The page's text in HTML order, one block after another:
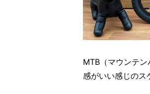
MTB（マウンテ
感がいい感じのス